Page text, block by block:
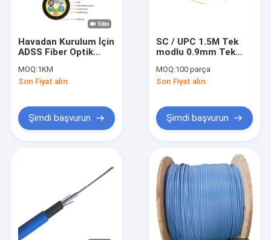
Videolar
VR Gösterisi
Havadan Kurulum İçin
ADSS Fiber Optik
Tamamen Dielektrik
MOQ:1KM
Son Fiyat alın
Şimdi başvurun
SC / UPC 1.5M Tek
modlu 0.9mm Tek
Pigtail
MOQ:100 parça
Son Fiyat alın
Şimdi başvurun